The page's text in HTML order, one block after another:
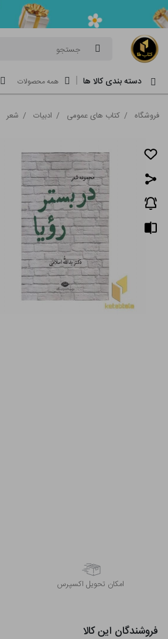
جستجو
دسته بندی کالا ها همه محصولات
فروشگاه / کتاب های عمومی / ادبیات / شعر
اﻣﮑﺎن ﺗﺤﻮﯾﻞ اﮐﺴﭙﺮس
فروشندگان این کالا